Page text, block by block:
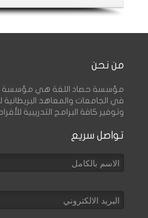
من نحن
مؤسسة حصاد اللغة هي مؤسسة
في الجامعات والمعاهد البريطانية
وتوفير كافة البرامج التدريبية
تواصل سريع